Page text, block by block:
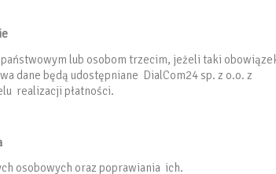
lub osobom trzecim, jeżeli taki
dane będą udostępniane DialCom24 sp. z o.o. z
realizacji płatności.
osobowych oraz poprawiania ich.